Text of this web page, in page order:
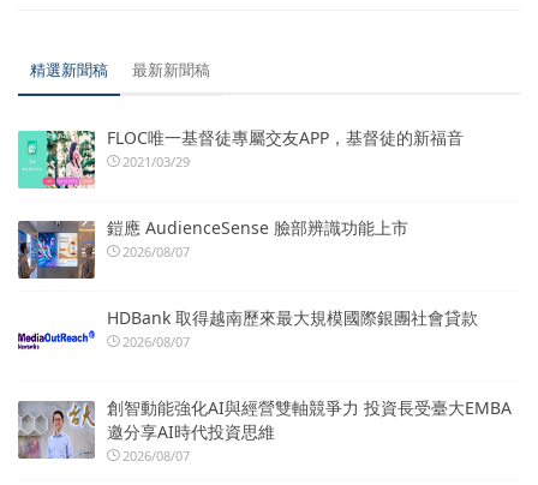
精選新聞稿 最新新聞稿
FLOC唯一基督徒專屬交友APP，基督徒的新福音
2021/03/29
鎧應 AudienceSense 臉部辨識功能上市
2026/08/07
HDBank 取得越南歷來最大規模國際銀團社會貸款
2026/08/07
創智動能強化AI與經營雙軸競爭力 投資長受臺大EMBA
邀分享AI時代投資思維
2026/08/07